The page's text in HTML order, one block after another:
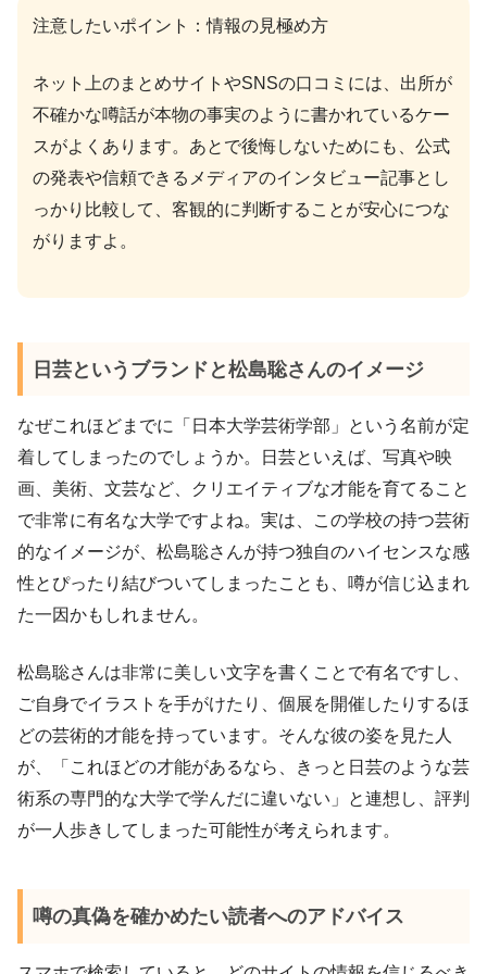
注意したいポイント：情報の見極め方
ネット上のまとめサイトやSNSの口コミには、出所が
不確かな噂話が本物の事実のように書かれているケー
スがよくあります。あとで後悔しないためにも、公式
の発表や信頼できるメディアのインタビュー記事とし
っかり比較して、客観的に判断することが安心につな
がりますよ。
日芸というブランドと松島聡さんのイメージ
なぜこれほどまでに「日本大学芸術学部」という名前が定
着してしまったのでしょうか。日芸といえば、写真や映
画、美術、文芸など、クリエイティブな才能を育てること
で非常に有名な大学ですよね。実は、この学校の持つ芸術
的なイメージが、松島聡さんが持つ独自のハイセンスな感
性とぴったり結びついてしまったことも、噂が信じ込まれ
た一因かもしれません。
松島聡さんは非常に美しい文字を書くことで有名ですし、
ご自身でイラストを手がけたり、個展を開催したりするほ
どの芸術的才能を持っています。そんな彼の姿を見た人
が、「これほどの才能があるなら、きっと日芸のような芸
術系の専門的な大学で学んだに違いない」と連想し、評判
が一人歩きしてしまった可能性が考えられます。
噂の真偽を確かめたい読者へのアドバイス